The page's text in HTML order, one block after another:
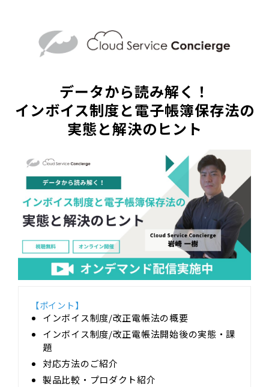
データから読み解く！
インボイス制度と電子帳簿保存法の
実態と解決のヒント
【ポイント】
インボイス制度/改正電帳法の概要
インボイス制度/改正電帳法開始後の実態・課
題
対応方法のご紹介
製品比較・プロダクト紹介